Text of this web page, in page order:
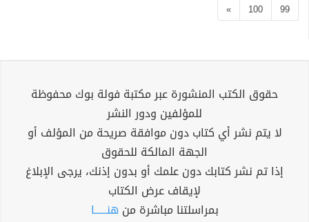
99
100
»
حقوق الكتب المنشورة عبر مكتبة فولة بوك محفوظة
للمؤلفين ودور النشر
لا يتم نشر أي كتاب دون موافقة صريحة من المؤلف أو
الجهة المالكة للحقوق
إذا تم نشر كتابك دون علمك أو بدون إذنك، يرجى الإبلاغ
لإيقاف عرض الكتاب
بمراسلتنا مباشرة من هنــــــا